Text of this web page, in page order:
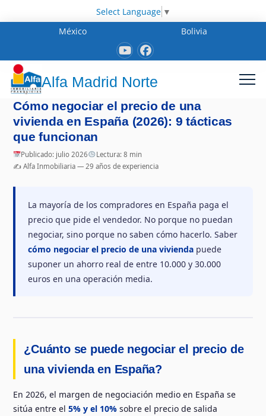
Select Language ▼
México
Bolivia
Alfa Madrid Norte
Cómo negociar el precio de una
vivienda en España (2026): 9 tácticas
que funcionan
Publicado: julio 2026
Lectura: 8 min
✍️ Alfa Inmobiliaria — 29 años de experiencia
La mayoría de los compradores en España paga el
precio que pide el vendedor. No porque no puedan
negociar, sino porque no saben cómo hacerlo. Saber
cómo negociar el precio de una vivienda puede
suponer un ahorro real de entre 10.000 y 30.000
euros en una operación media.
¿Cuánto se puede negociar el precio de
una vivienda en España?
En 2026, el margen de negociación medio en España se
sitúa entre el5% y el 10% sobre el precio de salida